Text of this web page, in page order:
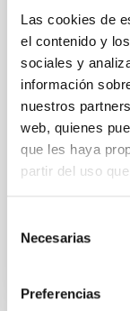
Las cookies de
el contenido y
sociales y
información
nuestros
web, quienes
que les haya
partir del uso
Necesarias
Preferencias
información
estructuras
Universo, y
estudiar y
detalle.
Sloan Digital
extender